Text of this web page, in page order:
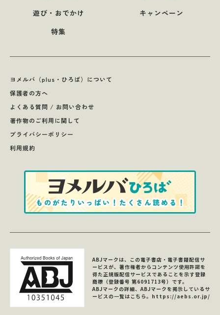
遊び・おでかけ
キャンペーン
特集
ヨメルバ（plus・ひろば）について
保護者の方へ
よくある質問 / お問い合わせ
著作物のご利用に関して
プライバシーポリシー
利用規約
ABJマークは、この電子書店・電子書籍配信サ
ービスが、著作権者からコンテンツ使用許諾を
得た正規版配信サービスであることを示す登録
商標（登録番号 第6091713号）です。
ABJマークの詳細、ABJマークを掲示しているサ
ービスの一覧はこちら。 https://aebs.or.jp/